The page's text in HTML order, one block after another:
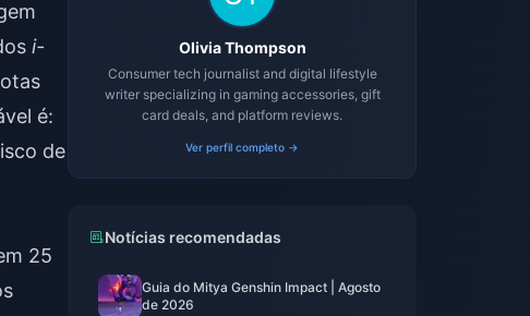
i-
é:
de
25
Olivia Thompson
Consumer tech journalist and digital lifestyle
writer specializing in gaming accessories, gift
card deals, and platform reviews.
Ver perfil completo →
Notícias recomendadas
Guia do Mitya Genshin Impact | Agosto
de 2026